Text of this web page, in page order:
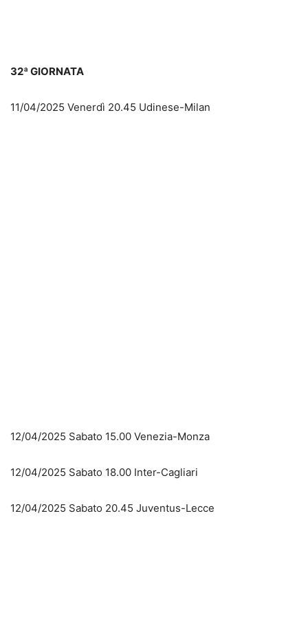
32ª GIORNATA
11/04/2025 Venerdì 20.45 Udinese-Milan
12/04/2025 Sabato 15.00 Venezia-Monza
12/04/2025 Sabato 18.00 Inter-Cagliari
12/04/2025 Sabato 20.45 Juventus-Lecce